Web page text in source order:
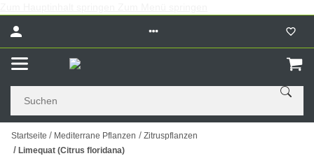
Startseite Mediterrane Pflanzen
Zitruspflanzen
Limequat (Citrus floridana)